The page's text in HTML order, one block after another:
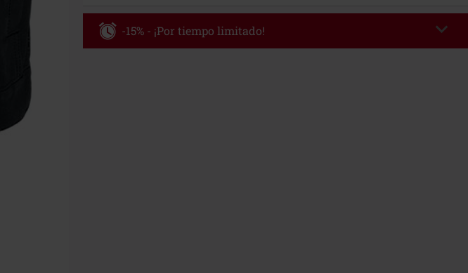
-15% - ¡Por tiempo limitado!